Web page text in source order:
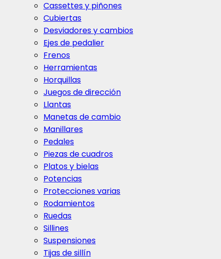
Cassettes y piñones
Cubiertas
Desviadores y cambios
Ejes de pedalier
Frenos
Herramientas
Horquillas
Juegos de dirección
Llantas
Manetas de cambio
Manillares
Pedales
Piezas de cuadros
Platos y bielas
Potencias
Protecciones varias
Rodamientos
Ruedas
Sillines
Suspensiones
Tijas de sillín